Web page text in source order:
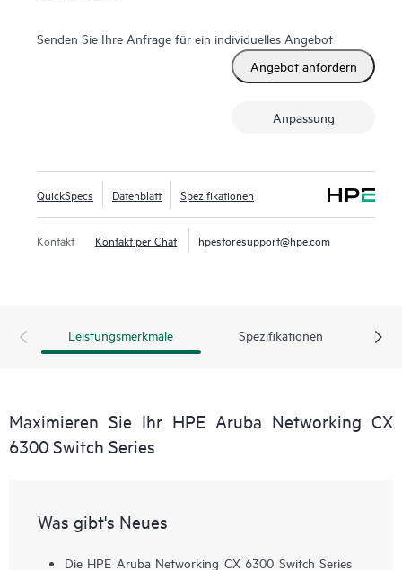
Senden Sie Ihre Anfrage für ein individuelles Angebot
Angebot anfordern
Anpassung
QuickSpecs Datenblatt Spezifikationen
Kontakt Kontakt per Chat hpestoresupport@hpe.com
Leistungsmerkmale Spezifikationen
Maximieren Sie Ihr HPE Aruba Networking CX
6300 Switch Series
Was gibt's Neues
Die HPE Aruba Networking CX 6300 Switch Series